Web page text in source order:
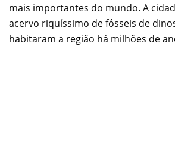
mais importantes do mundo. A
acervo riquíssimo de fósseis de
habitaram a região há milhões de